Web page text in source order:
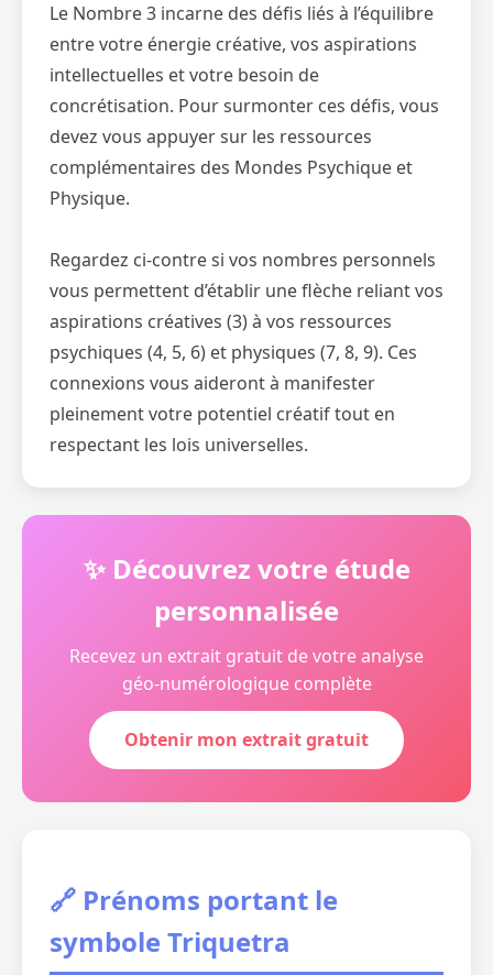
Le Nombre 3 incarne des défis liés à l’équilibre
entre votre énergie créative, vos aspirations
intellectuelles et votre besoin de
concrétisation. Pour surmonter ces défis, vous
devez vous appuyer sur les ressources
complémentaires des Mondes Psychique et
Physique.
Regardez ci-contre si vos nombres personnels
vous permettent d’établir une flèche reliant vos
aspirations créatives (3) à vos ressources
psychiques (4, 5, 6) et physiques (7, 8, 9). Ces
connexions vous aideront à manifester
pleinement votre potentiel créatif tout en
respectant les lois universelles.
✨ Découvrez votre étude
personnalisée
Recevez un extrait gratuit de votre analyse
géo-numérologique complète
Obtenir mon extrait gratuit
🔗 Prénoms portant le
symbole Triquetra